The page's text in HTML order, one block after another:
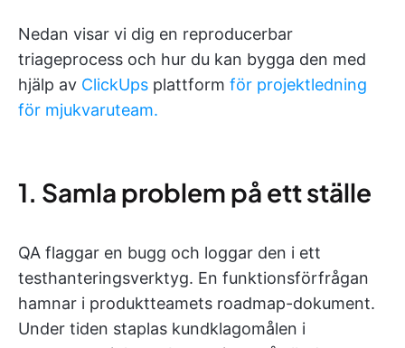
Nedan visar vi dig en reproducerbar
triageprocess och hur du kan bygga den med
hjälp av ClickUps plattform för projektledning
för mjukvaruteam.
1. Samla problem på ett ställe
QA flaggar en bugg och loggar den i ett
testhanteringsverktyg. En funktionsförfrågan
hamnar i produktteamets roadmap-dokument.
Under tiden staplas kundklagomålen i